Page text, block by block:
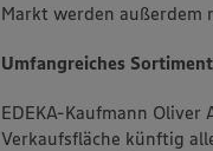
Markt werden außerdem
Umfangreiches
EDEKA-Kaufmann
Verkaufsfläche künftig